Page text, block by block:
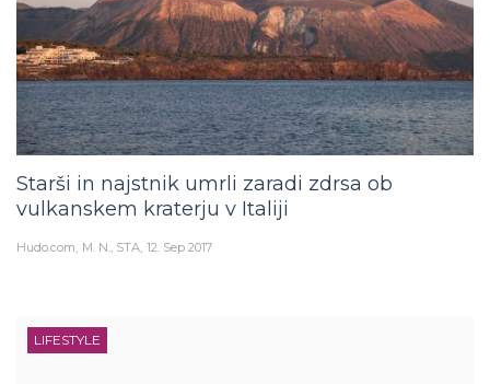
Starši in najstnik umrli zaradi zdrsa ob
vulkanskem kraterju v Italiji
Hudo.com M. N., STA 12. Sep 2017
LIFESTYLE